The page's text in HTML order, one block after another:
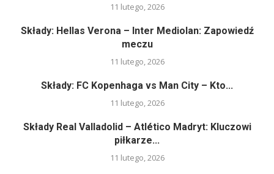
11 lutego, 2026
Składy: Hellas Verona – Inter Mediolan: Zapowiedź
meczu
11 lutego, 2026
Składy: FC Kopenhaga vs Man City – Kto...
11 lutego, 2026
Składy Real Valladolid – Atlético Madryt: Kluczowi
piłkarze...
11 lutego, 2026